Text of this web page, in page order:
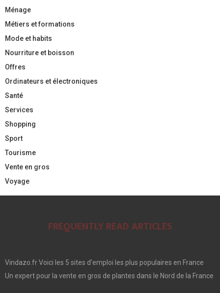
Ménage
Métiers et formations
Mode et habits
Nourriture et boisson
Offres
Ordinateurs et électroniques
Santé
Services
Shopping
Sport
Tourisme
Vente en gros
Voyage
FREQUENTLY READ ARTICLES
Vindazo.fr Voici les 5 sites d’emploi les plus populaires en France
Un expert pour la vente en gros de plantes dans le Nord de la France